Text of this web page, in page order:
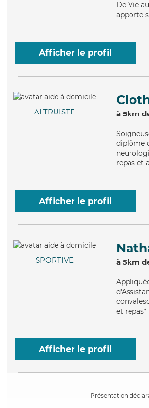
De Vie
apporte
Afficher le profil
ALTRUISTE à 5km
diplôme
repas et
Afficher le profil
SPORTIVE à 5km
et repas*
Afficher le profil
Présentation